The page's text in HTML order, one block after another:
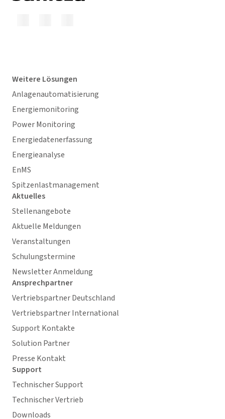
Weitere Lösungen
Anlagenautomatisierung
Energiemonitoring
Power Monitoring
Energiedatenerfassung
Energieanalyse
EnMS
Spitzenlastmanagement
Aktuelles
Stellenangebote
Aktuelle Meldungen
Veranstaltungen
Schulungstermine
Newsletter Anmeldung
Ansprechpartner
Vertriebspartner Deutschland
Vertriebspartner International
Support Kontakte
Solution Partner
Presse Kontakt
Support
Technischer Support
Technischer Vertrieb
Downloads